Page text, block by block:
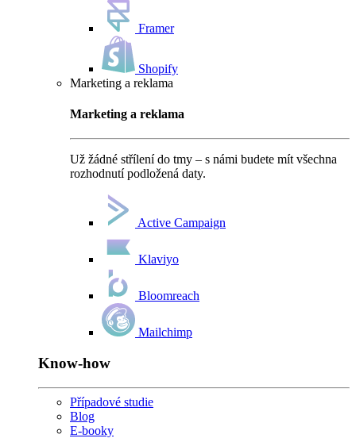
Framer
Shopify
Marketing a reklama
Marketing a reklama
Už žádné střílení do tmy – s námi budete mít všechna
rozhodnutí podložená daty.
Active Campaign
Klaviyo
Bloomreach
Mailchimp
Know-how
Případové studie
Blog
E-booky